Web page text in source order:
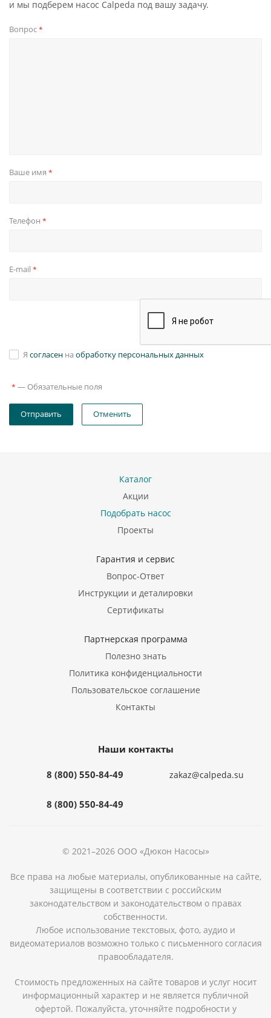
и мы подберем насос Calpeda под вашу задачу.
Вопрос*
Ваше имя *
Телефон *
E-mail *
Я согласен на обработку персональных данных
* — Обязательные поля
Отправить Отменить
Каталог
Акции
Подобрать насос
Проекты
Гарантия и сервис
Вопрос-Ответ
Инструкции и деталировки
Сертификаты
Партнерская программа
Полезно знать
Политика конфиденциальности
Пользовательское соглашение
Контакты
Наши контакты
8 (800) 550-84-49
8 (800) 550-84-49
zakaz@calpeda.su
© 2021–2026 ООО «Дюкон Насосы»
Все права на любые материалы, опубликованные на сайте,
защищены в соответствии с российским
законодательством и законодательством о правах
собственности.
Любое использование текстовых, фото, аудио и
видеоматериалов возможно только с письменного согласия
правообладателя.
Стоимость предложенных на сайте товаров и услуг носит
информационный характер и не является публичной
офертой. Пожалуйста, уточняйте подробности у